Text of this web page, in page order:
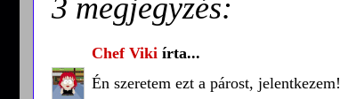
3 megjegyzés:
Chef Viki írta...
Én szeretem ezt a párost, jelentkezem!